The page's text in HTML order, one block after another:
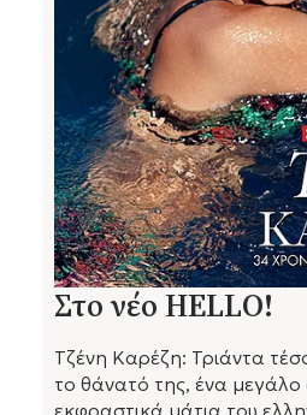
Στο νέο HELLO!
Τζένη Καρέζη: Τριάντα
το θάνατό της, ένα
εκφραστικά μάτια του